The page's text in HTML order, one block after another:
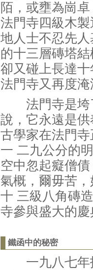
陌，或壅為崗
法門寺四級木
地人士不忍先
的十三層磚塔
卻又碰上長達
法門寺又再度
法門寺是垮
說，它永遠是
古學家在法門
一 二九公分的
空中忽起癡僧
氣概，爾毋苦
十 三級八角磚
寺參與盛大的
鐵函中的秘密
一九八七年